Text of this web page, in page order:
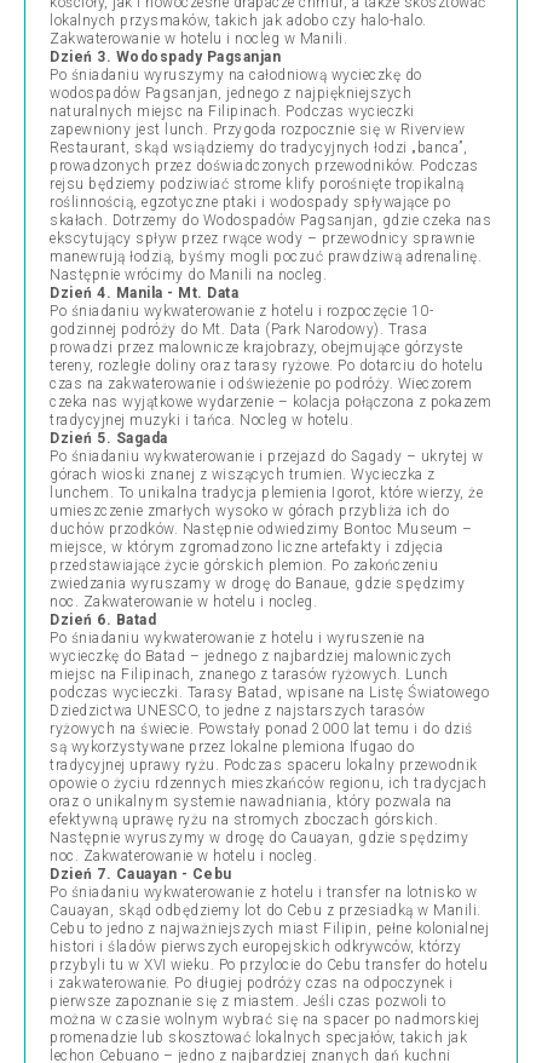
lokalnych przysmaków, takich jak adobo czy halo-halo.
Zakwaterowanie w hotelu i nocleg w Manili.
Dzień 3. Wodospady Pagsanjan
Po śniadaniu wyruszymy na całodniową wycieczkę do
wodospadów Pagsanjan, jednego z najpiękniejszych
naturalnych miejsc na Filipinach. Podczas wycieczki
zapewniony jest lunch. Przygoda rozpocznie się w Riverview
Restaurant, skąd wsiądziemy do tradycyjnych łodzi „banca”,
prowadzonych przez doświadczonych przewodników. Podczas
rejsu będziemy podziwiać strome klify porośnięte tropikalną
roślinnością, egzotyczne ptaki i wodospady spływające po
skałach. Dotrzemy do Wodospadów Pagsanjan, gdzie czeka nas
ekscytujący spływ przez rwące wody – przewodnicy sprawnie
manewrują łodzią, byśmy mogli poczuć prawdziwą adrenalinę.
Następnie wrócimy do Manili na nocleg.
Dzień 4. Manila - Mt. Data
Po śniadaniu wykwaterowanie z hotelu i rozpoczęcie 10-
godzinnej podróży do Mt. Data (Park Narodowy). Trasa
prowadzi przez malownicze krajobrazy, obejmujące górzyste
tereny, rozległe doliny oraz tarasy ryżowe. Po dotarciu do hotelu
czas na zakwaterowanie i odświeżenie po podróży. Wieczorem
czeka nas wyjątkowe wydarzenie – kolacja połączona z pokazem
tradycyjnej muzyki i tańca. Nocleg w hotelu.
Dzień 5. Sagada
Po śniadaniu wykwaterowanie i przejazd do Sagady – ukrytej w
górach wioski znanej z wiszących trumien. Wycieczka z
lunchem. To unikalna tradycja plemienia Igorot, które wierzy, że
umieszczenie zmarłych wysoko w górach przybliża ich do
duchów przodków. Następnie odwiedzimy Bontoc Museum –
miejsce, w którym zgromadzono liczne artefakty i zdjęcia
przedstawiające życie górskich plemion. Po zakończeniu
zwiedzania wyruszamy w drogę do Banaue, gdzie spędzimy
noc. Zakwaterowanie w hotelu i nocleg.
Dzień 6. Batad
Po śniadaniu wykwaterowanie z hotelu i wyruszenie na
wycieczkę do Batad – jednego z najbardziej malowniczych
miejsc na Filipinach, znanego z tarasów ryżowych. Lunch
podczas wycieczki. Tarasy Batad, wpisane na Listę Światowego
Dziedzictwa UNESCO, to jedne z najstarszych tarasów
ryżowych na świecie. Powstały ponad 2000 lat temu i do dziś
są wykorzystywane przez lokalne plemiona Ifugao do
tradycyjnej uprawy ryżu. Podczas spaceru lokalny przewodnik
opowie o życiu rdzennych mieszkańców regionu, ich tradycjach
oraz o unikalnym systemie nawadniania, który pozwala na
efektywną uprawę ryżu na stromych zboczach górskich.
Następnie wyruszymy w drogę do Cauayan, gdzie spędzimy
noc. Zakwaterowanie w hotelu i nocleg.
Dzień 7. Cauayan - Cebu
Po śniadaniu wykwaterowanie z hotelu i transfer na lotnisko w
Cauayan, skąd odbędziemy lot do Cebu z przesiadką w Manili.
Cebu to jedno z najważniejszych miast Filipin, pełne kolonialnej
histori i śladów pierwszych europejskich odkrywców, którzy
przybyli tu w XVI wieku. Po przylocie do Cebu transfer do hotelu
i zakwaterowanie. Po długiej podróży czas na odpoczynek i
pierwsze zapoznanie się z miastem. Jeśli czas pozwoli to
można w czasie wolnym wybrać się na spacer po nadmorskiej
promenadzie lub skosztować lokalnych specjałów, takich jak
lechon Cebuano – jedno z najbardziej znanych dań kuchni